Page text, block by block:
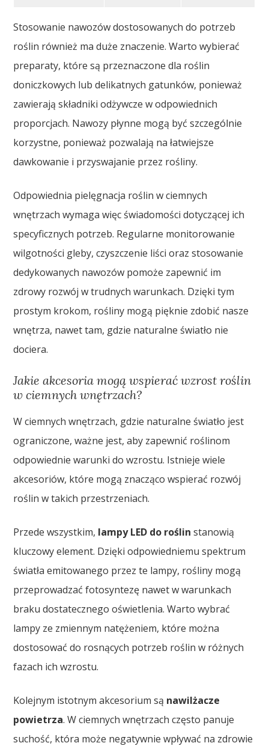
Stosowanie nawozów dostosowanych do potrzeb
roślin również ma duże znaczenie. Warto wybierać
preparaty, które są przeznaczone dla roślin
doniczkowych lub delikatnych gatunków, ponieważ
zawierają składniki odżywcze w odpowiednich
proporcjach. Nawozy płynne mogą być szczególnie
korzystne, ponieważ pozwalają na łatwiejsze
dawkowanie i przyswajanie przez rośliny.
Odpowiednia pielęgnacja roślin w ciemnych
wnętrzach wymaga więc świadomości dotyczącej ich
specyficznych potrzeb. Regularne monitorowanie
wilgotności gleby, czyszczenie liści oraz stosowanie
dedykowanych nawozów pomoże zapewnić im
zdrowy rozwój w trudnych warunkach. Dzięki tym
prostym krokom, rośliny mogą pięknie zdobić nasze
wnętrza, nawet tam, gdzie naturalne światło nie
dociera.
Jakie akcesoria mogą wspierać wzrost roślin
w ciemnych wnętrzach?
W ciemnych wnętrzach, gdzie naturalne światło jest
ograniczone, ważne jest, aby zapewnić roślinom
odpowiednie warunki do wzrostu. Istnieje wiele
akcesoriów, które mogą znacząco wspierać rozwój
roślin w takich przestrzeniach.
Przede wszystkim, lampy LED do roślin stanowią
kluczowy element. Dzięki odpowiedniemu spektrum
światła emitowanego przez te lampy, rośliny mogą
przeprowadzać fotosyntezę nawet w warunkach
braku dostatecznego oświetlenia. Warto wybrać
lampy ze zmiennym natężeniem, które można
dostosować do rosnących potrzeb roślin w różnych
fazach ich wzrostu.
Kolejnym istotnym akcesorium są nawilżacze
powietrza. W ciemnych wnętrzach często panuje
suchość, która może negatywnie wpływać na zdrowie